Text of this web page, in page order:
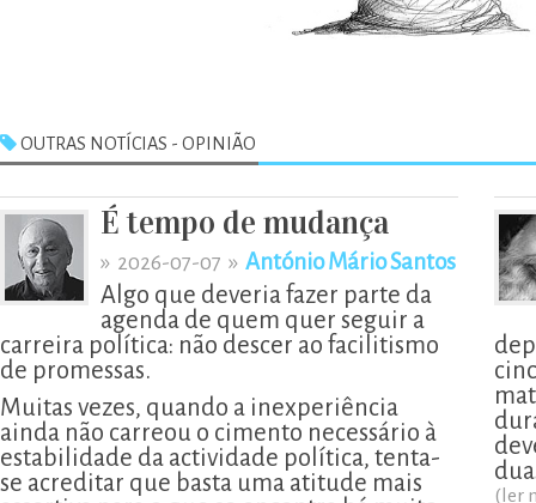
OUTRAS NOTÍCIAS - OPINIÃO
É tempo de mudança
» 2026-07-07 » António Mário Santos
Algo que deveria fazer parte da
agenda de quem quer seguir a
carreira política: não descer ao facilitismo
de promessas.
Muitas vezes, quando a inexperiência
ainda não carreou o cimento necessário à
estabilidade da actividade política, tenta-
se acreditar que basta uma atitude mais
(ler